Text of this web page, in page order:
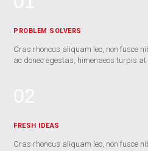
PROBLEM SOLVERS
Cras rhoncus aliquam leo, non fusce
ac donec egestas, himenaeos turpis at
FRESH IDEAS
Cras rhoncus aliquam leo, non fusce